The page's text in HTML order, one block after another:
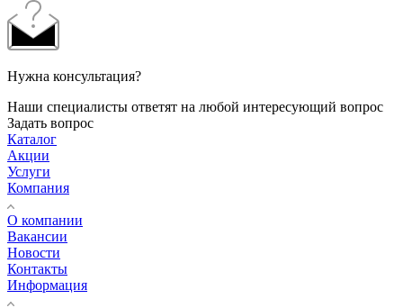
Нужна консультация?
Наши специалисты ответят на любой интересующий вопрос
Задать вопрос
Каталог
Акции
Услуги
Компания
О компании
Вакансии
Новости
Контакты
Информация